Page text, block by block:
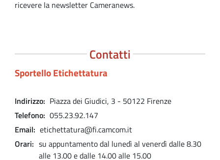
ricevere la newsletter Cameranews.
Contatti
Sportello Etichettatura
Indirizzo Piazza dei Giudici, 3 - 50122 Firenze
Telefono 055.23.92.147
Email etichettatura@fi.camcom.it
Orari
su appuntamento dal lunedì al venerdì dalle 8.30
alle 13.00 e dalle 14.00 alle 15.00